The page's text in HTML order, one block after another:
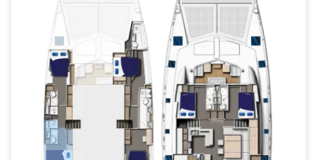
und eine Entertainment-Anlage mit HDTV und einer
Musikanlage mit Lautsprechern auf der gesamten Yacht. Im
Außenbereich finden Sie einen großen Essbereich und einen
hydraulische Badeplattform – perfekt, um die Füße ins
Wasser zu halten und dabei ein Cocktail zu trinken.
Von der Flybridge aus haben Sie einen atemberaubenden
Blick auf Ihre Umgebung. Durch den modernen
Loungebereich, einem Tisch, einem Bartresen und einem Grill
lässt sich dieser noch besser genießen. Stellen Sie sich vor,